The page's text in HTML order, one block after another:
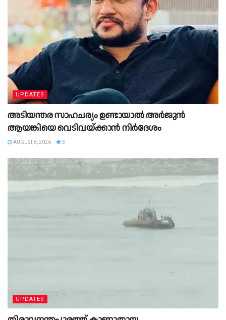
UPDATES
അടിയന്തര സാഹചര്യം ഉണ്ടായാല്‍ അര്‍ജുന്‍
ആയങ്കിയെ വെടിവയ്ക്കാന്‍ നിര്‍ദേശം
AUGUST 8, 2026 3
UPDATES